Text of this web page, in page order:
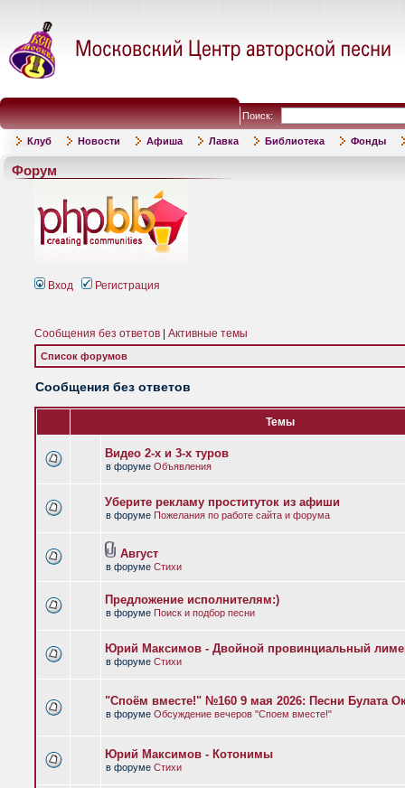
Поиск:
Клуб Новости Афиша Лавка Библиотека Фонды
Форум
Вход Регистрация
Сообщения без ответов Активные темы
Список форумов
Сообщения без ответов
Темы
Видео 2-х и 3-х туров
в форуме Объявления
Уберите рекламу проституток из афиши
в форуме Пожелания по работе сайта и форума
Август
в форуме Стихи
Предложение исполнителям:)
в форуме Поиск и подбор песни
Юрий Максимов - Двойной провинциальный
в форуме Стихи
"Споём вместе!" №160 9 мая 2026: Песни Булата
в форуме Обсуждение вечеров "Споем вместе!"
Юрий Максимов - Котонимы
в форуме Стихи